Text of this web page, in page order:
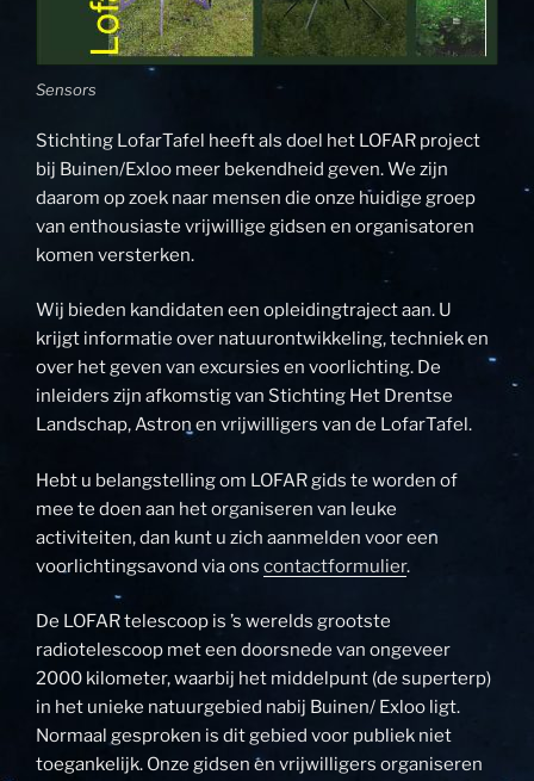
Sensors
Stichting LofarTafel heeft als doel het LOFAR project
bij Buinen/Exloo meer bekendheid geven. We zijn
daarom op zoek naar mensen die onze huidige groep
van enthousiaste vrijwillige gidsen en organisatoren
komen versterken.
Wij bieden kandidaten een opleidingtraject aan. U
krijgt informatie over natuurontwikkeling, techniek en
over het geven van excursies en voorlichting. De
inleiders zijn afkomstig van Stichting Het Drentse
Landschap, Astron en vrijwilligers van de LofarTafel.
Hebt u belangstelling om LOFAR gids te worden of
mee te doen aan het organiseren van leuke
activiteiten, dan kunt u zich aanmelden voor een
voorlichtingsavond via ons contactformulier.
De LOFAR telescoop is ’s werelds grootste
radiotelescoop met een doorsnede van ongeveer
2000 kilometer, waarbij het middelpunt (de superterp)
in het unieke natuurgebied nabij Buinen/ Exloo ligt.
Normaal gesproken is dit gebied voor publiek niet
toegankelijk. Onze gidsen en vrijwilligers organiseren